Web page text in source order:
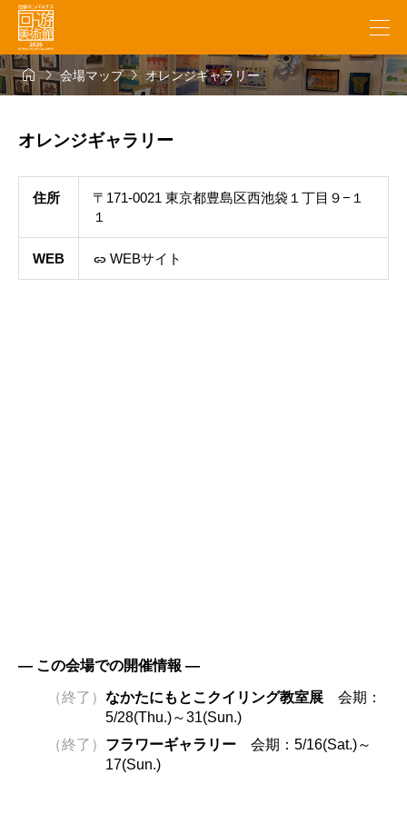
会場マップ オレンジギャラリー
オレンジギャラリー
住所
〒171-0021 東京都豊島区西池袋１丁目９−１
１
WEB link WEBサイト
― この会場での開催情報 ―
（終了） なかたにもとこクイリング教室展 会期：
5/28(Thu.)～31(Sun.)
（終了） フラワーギャラリー 会期：5/16(Sat.)～
17(Sun.)